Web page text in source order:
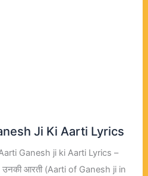
Ji Ki Aarti Lyrics
Ganesh ji ki Aarti Lyrics –
उनकी आरती (Aarti of Ganesh ji in